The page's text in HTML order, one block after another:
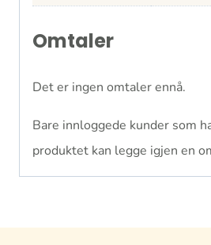
Omtaler
Det er ingen omtaler ennå.
Bare innloggede kunder som
produktet kan legge igjen en